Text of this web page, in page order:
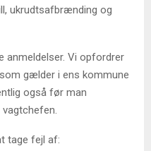
ukrudtsafbrænding og
anmeldelser. Vi opfordrer
gælder i ens kommune
også før man
vagtchefen.
tage fejl af: